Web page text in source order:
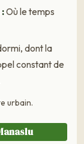
Où le temps
dont la
constant de
urbain.